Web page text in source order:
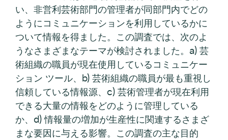
い、非営利芸術部門の管理者が同部門内でどの
ようにコミュニケーションを利用しているかに
ついて情報を得ました。この調査では、次のよ
うなさまざまなテーマが検討されました。a) 芸
術組織の職員が現在使用しているコミュニケー
ション ツール、b) 芸術組織の職員が最も重視し
信頼している情報源、c) 芸術管理者が現在利用
できる大量の情報をどのように管理している
か、d) 情報量の増加が生産性に関連するさまざ
まな要因に与える影響。この調査の主な目的